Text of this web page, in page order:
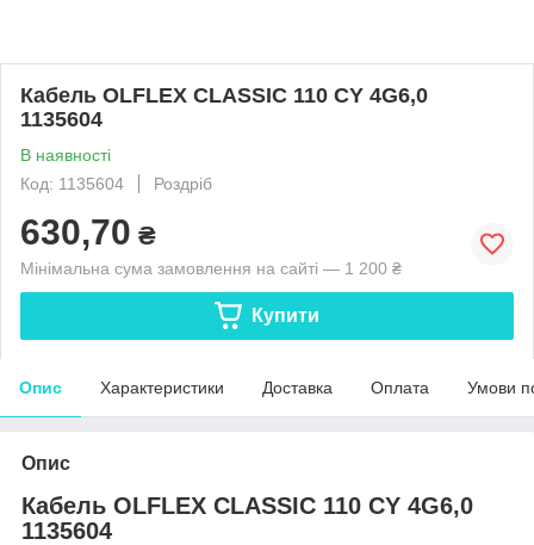
Кабель OLFLEX CLASSIC 110 CY 4G6,0
1135604
В наявності
Код: 1135604
Роздріб
630,70 ₴
Мінімальна сума замовлення на сайті — 1 200 ₴
Купити
Опис Характеристики Доставка Оплата Умови
Опис
Кабель OLFLEX CLASSIC 110 CY 4G6,0
1135604